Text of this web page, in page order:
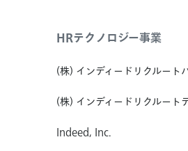
HRテクノロジー事業
(株) インディードリクルート
(株) インディードリクルート
Indeed, Inc.